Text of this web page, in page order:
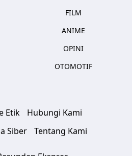
FILM
ANIME
OPINI
OTOMOTIF
Etik
Hubungi Kami
Siber
Tentang Kami